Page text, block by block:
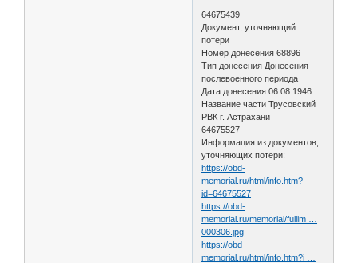
64675439
Документ, уточняющий
потери
Номер донесения 68896
Тип донесения Донесения
послевоенного периода
Дата донесения 06.08.1946
Название части Трусовский
РВК г. Астрахани
64675527
Информация из документов,
уточняющих потери:
https://obd-
memorial.ru/html/info.htm?
id=64675527
https://obd-
memorial.ru/memorial/fullim …
000306.jpg
https://obd-
memorial.ru/html/info.htm?i …